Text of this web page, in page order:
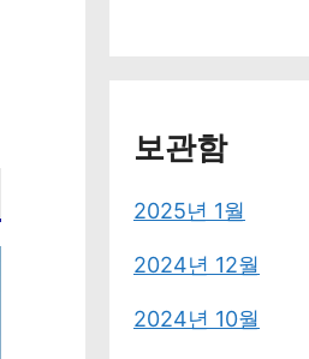
보관함
2025년 1월
2024년 12월
2024년 10월